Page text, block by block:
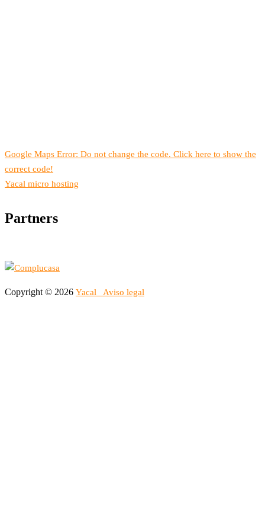
Google Maps Error: Do not change the code. Click here to show the
correct code!
Yacal micro hosting
Partners
Copyright © 2026 Yacal Aviso legal